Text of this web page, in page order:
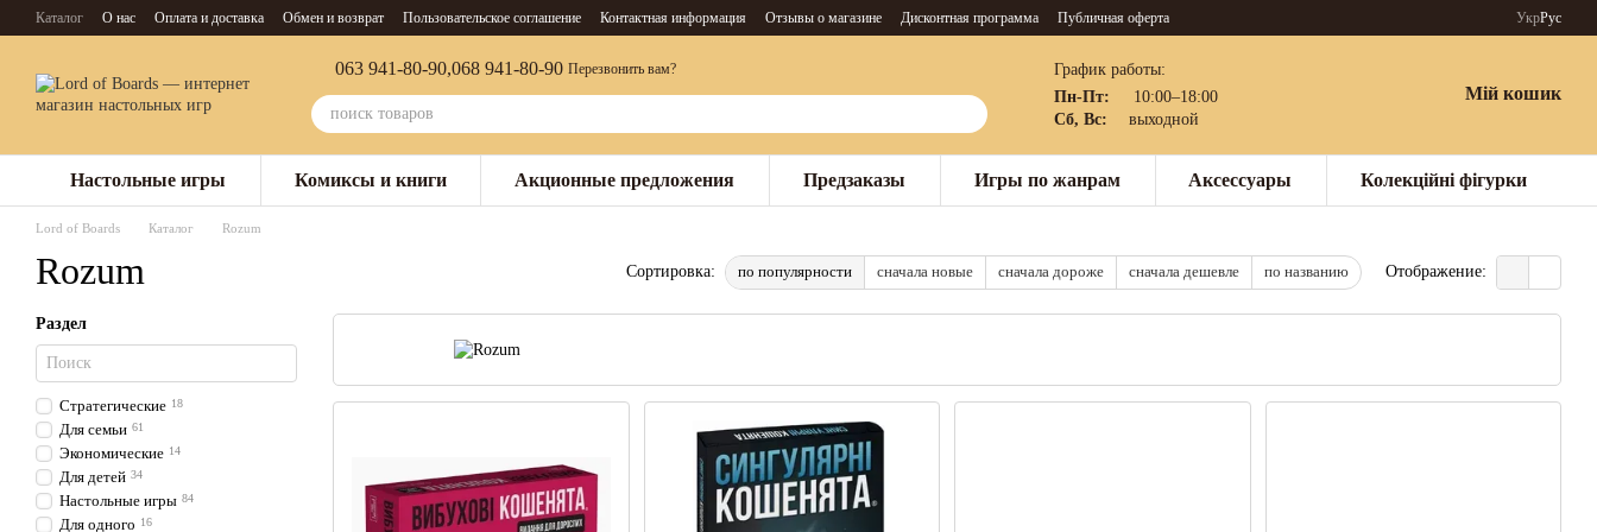
Перейти к основному контенту
Каталог О нас Оплата и доставка Обмен и возврат Пользовательское соглашение Контактная информация Отзывы о магазине Дисконтная программа Публичная оферта УкрРус
063 941-80-90,068 941-80-90 Перезвонить вам?
График работы:
Пн-Пт:
10:00–18:00
Сб, Вс:
выходной
Мій кошик
Настольные игры Комиксы и книги Акционные предложения Предзаказы Игры по жанрам Аксессуары Колекційні фігурки
Lord of Boards Каталог Rozum
Rozum Сортировка: по популярности сначала новые сначала дороже сначала дешевле по названию Отображение:
Раздел
Стратегические 18
Для семьи 61
Экономические 14
Для детей 34
Настольные игры 84
Для одного 16